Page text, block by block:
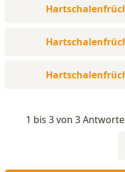
1 bis 3 von 3